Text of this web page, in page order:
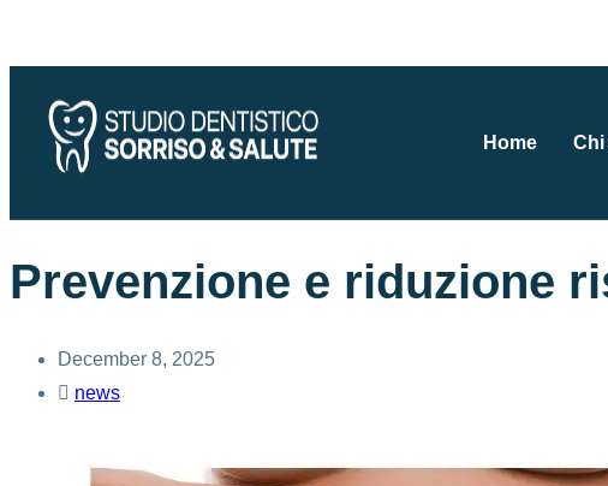
Home Chi
Prevenzione e riduzione
December 8, 2025
news